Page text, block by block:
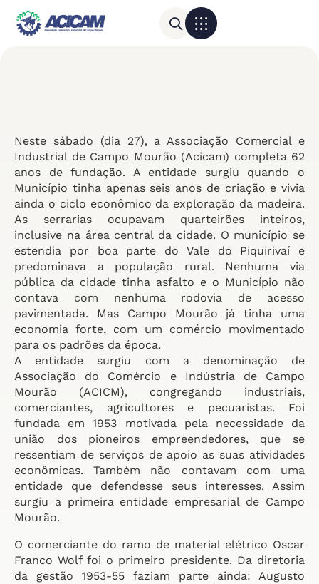
Neste sábado (dia 27), a Associação Comercial e
Industrial de Campo Mourão (Acicam) completa 62
anos de fundação. A entidade surgiu quando o
Município tinha apenas seis anos de criação e vivia
ainda o ciclo econômico da exploração da madeira.
As serrarias ocupavam quarteirões inteiros,
inclusive na área central da cidade. O município se
estendia por boa parte do Vale do Piquirivaí e
predominava a população rural. Nenhuma via
pública da cidade tinha asfalto e o Município não
contava com nenhuma rodovia de acesso
pavimentada. Mas Campo Mourão já tinha uma
economia forte, com um comércio movimentado
para os padrões da época.
A entidade surgiu com a denominação de
Associação do Comércio e Indústria de Campo
Mourão (ACICM), congregando industriais,
comerciantes, agricultores e pecuaristas. Foi
fundada em 1953 motivada pela necessidade da
união dos pioneiros empreendedores, que se
ressentiam de serviços de apoio as suas atividades
econômicas. Também não contavam com uma
entidade que defendesse seus interesses. Assim
surgiu a primeira entidade empresarial de Campo
Mourão.
O comerciante do ramo de material elétrico Oscar
Franco Wolf foi o primeiro presidente. Da diretoria
da gestão 1953-55 faziam parte ainda: Augusto